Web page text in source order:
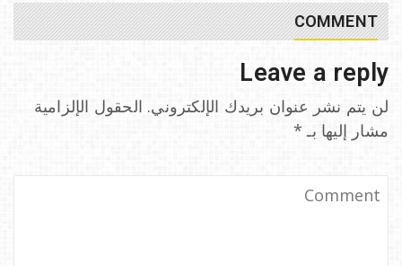
COMMENT
Leave a reply
لن يتم نشر عنوان بريدك الإلكتروني. الحقول الإلزامية
مشار إليها بـ *